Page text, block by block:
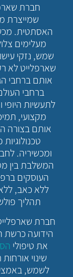
חברת
שמייצרת
האסתטית.
מעלימים
שמש, נזקי
שארפלייט לא
אותם ברחבי
ברחבי
לתעשיות
מקצועי,
אותם בצורה
ומכשיריה.
המשלבת בין
העוסקים
ללא כאב,
תהליך
את טיפולי
שינוי
לשמש,